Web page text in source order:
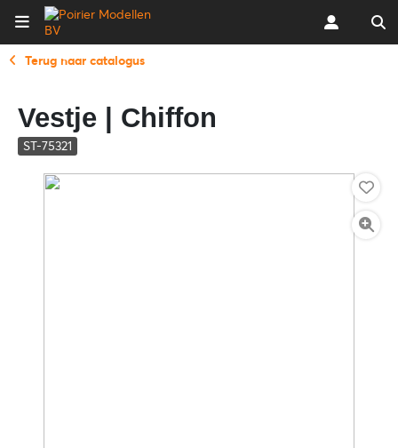
Terug naar catalogus
Vestje | Chiffon
ST-75321